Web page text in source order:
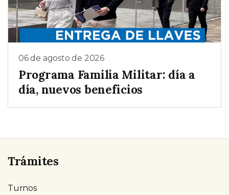
06 de agosto de 2026
Programa Familia Militar: día a
día, nuevos beneficios
Trámites
Turnos